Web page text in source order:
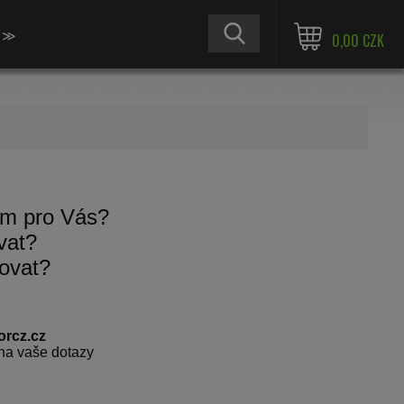
≫ 0,00 CZK
pro Vás?
vaše dotazy